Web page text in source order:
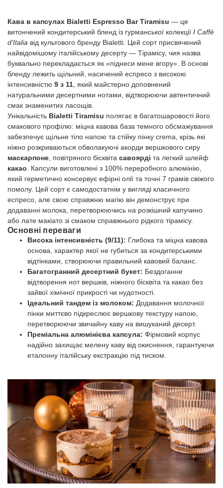
Кава в капсулах Bialetti Espresso Bar Tiramisu — це
витончений кондитерський бленд із гурманської колекції I Caffè
d'Italia від культового бренду Bialetti. Цей сорт присвячений
найвідомішому італійському десерту — Тірамісу, чия назва
буквально перекладається як «піднеси мене вгору». В основі
бленду лежить щільний, насичений еспресо з високою
інтенсивністю 9 з 11 , який майстерно доповнений
натуральними десертними нотами, відтворюючи автентичний
смак знаменитих ласощів.
Унікальність Bialetti Tiramisu полягає в багатошаровості його
смакового профілю: міцна кавова база темного обсмажування
забезпечує щільне тіло напою та стійку пінку crema, крізь які
ніжно розкриваються обволакуючі акорди вершкового сиру
маскарпоне , повітряного бісквіта савоярді та легкий шлейф
какао . Капсули виготовлені з 100% переробного алюмінію,
який герметично консервує ефірні олії та точні 7 грамів свіжого
помолу. Цей сорт є самодостатнім у вигляді класичного
еспресо, але свою справжню магію він демонструє при
додаванні молока, перетворюючись на розкішний капучино
або лате макіато зі смаком справжнього рідкого тірамісу.
Основні переваги
Висока інтенсивність (9/11): Глибока та міцна кавова
основа, характер якої не губиться за кондитерськими
відтінками, створюючи правильний кавовий баланс.
Багатогранний десертний букет: Бездоганне
відтворення нот вершків, ніжного бісквіта та какао без
зайвої хімічної прикрості чи нудотності.
Ідеальний тандем із молоком: Додавання молочної
пінки миттєво підкреслює вершкову текстуру напою,
перетворюючи звичайну каву на вишуканий десерт.
Преміальна алюмінієва капсула: Фірмовий корпус
надійно захищає мелену каву від окиснення, гарантуючи
еталонну італійську екстракцію під тиском.